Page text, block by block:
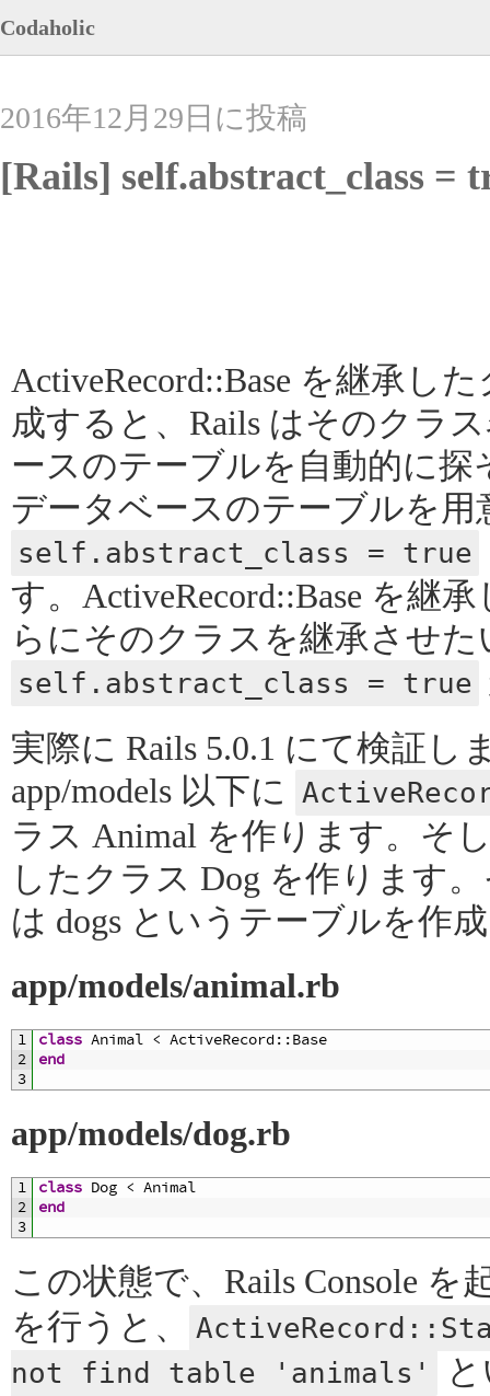
Codaholic
2016年12月29日に投稿
[Rails] self.abstract_class =
ActiveRecord::Base を継承し
成すると、Rails はそのクラ
ースのテーブルを自動的に
データベースのテーブルを用
self.abstract_class = true
す。ActiveRecord::Base を継
らにそのクラスを継承させた
self.abstract_class = true
実際に Rails 5.0.1 にて検証し
app/models 以下に
ラス Animal を作ります。そ
したクラス Dog を作ります
は dogs というテーブルを作
app/models/animal.rb
1
2
3
class Animal < ActiveRecord::Base
end
app/models/dog.rb
1
2
3
class Dog < Animal
end
この状態で、Rails Console を
を行うと、
not find table 'animals'